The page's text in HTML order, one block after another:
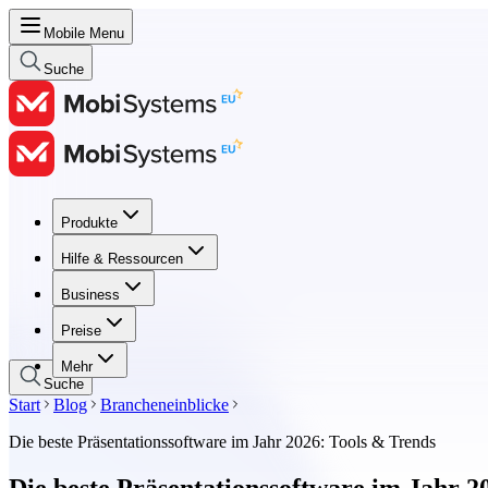
Mobile Menu
Suche
Produkte
Hilfe & Ressourcen
Business
Preise
Mehr
Produkte
Hilfe & Ressourcen
Business
Preise
Suche
Start Blog
Brancheneinblicke
Die beste Präsentationssoftware im Jahr 2026: Tools & Trends